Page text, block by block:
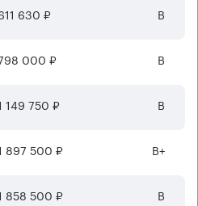
630 ₽ B
000 ₽ B
149 750 ₽ B
897 500 ₽ B+
858 500 ₽ B